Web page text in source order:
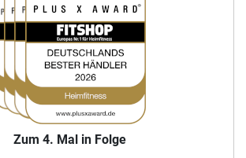
Zum 4. Mal in Folge